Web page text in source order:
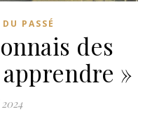
PASSÉ
des
»